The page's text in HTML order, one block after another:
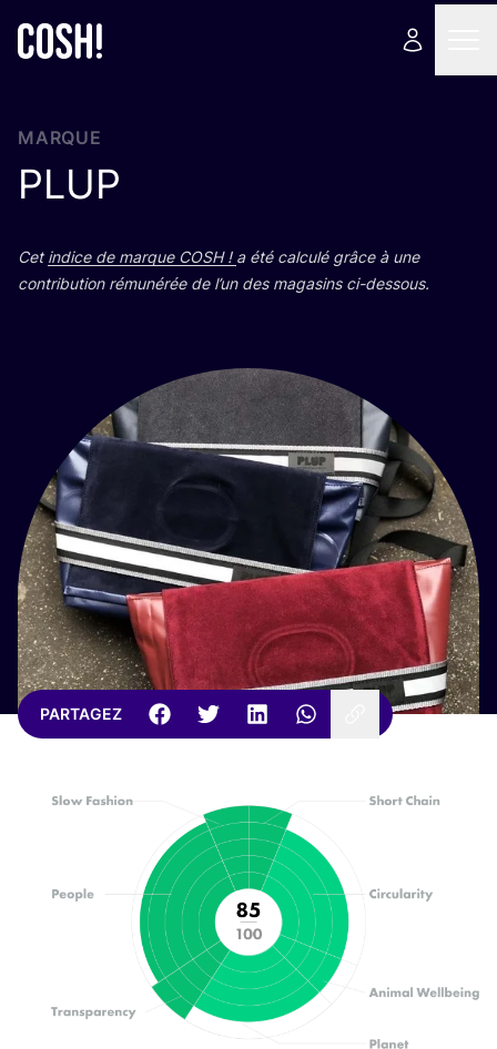
MARQUE
PLUP
Cetindice de marque COSH! a été cal­cu­lé grâce à une
contri­bu­tion rému­né­rée de l’un des maga­sins ci-dessous.
PARTAGEZ